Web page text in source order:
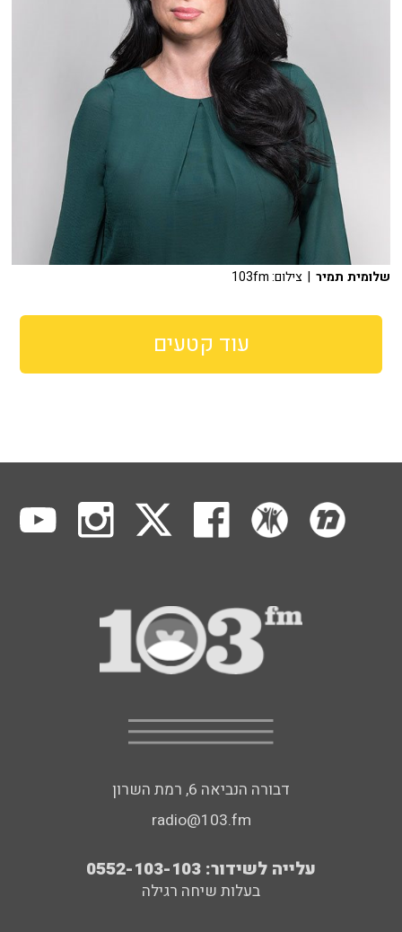
שלומית תמיר | צילום: 103fm
עוד קטעים
דבורה הנביאה 6, רמת השרון
radio@103.fm
עלייה לשידור: 0552-103-103
בעלות שיחה רגילה